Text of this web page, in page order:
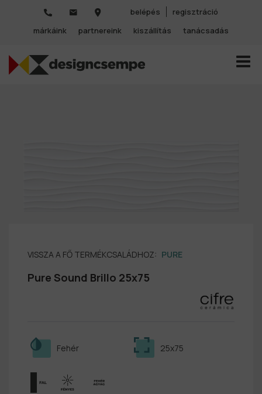
belépés
regisztráció
márkáink
partnereink kiszállítás tanácsadás
VISSZA A FŐ TERMÉKCSALÁDHOZ: PURE
Pure Sound Brillo 25x75
25x75
Fehér